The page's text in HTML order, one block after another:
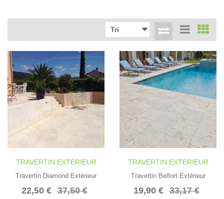
Tri
TRAVERTIN EXTERIEUR
Travertin Diamond Extérieur
22,50 € 37,50 €
TRAVERTIN EXTERIEUR
Travertin Belfort Extérieur
19,90 € 33,17 €